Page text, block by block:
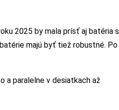
2025 by mala prísť aj batéria s
majú byť tiež robustné. Po
a paralelne v desiatkach až